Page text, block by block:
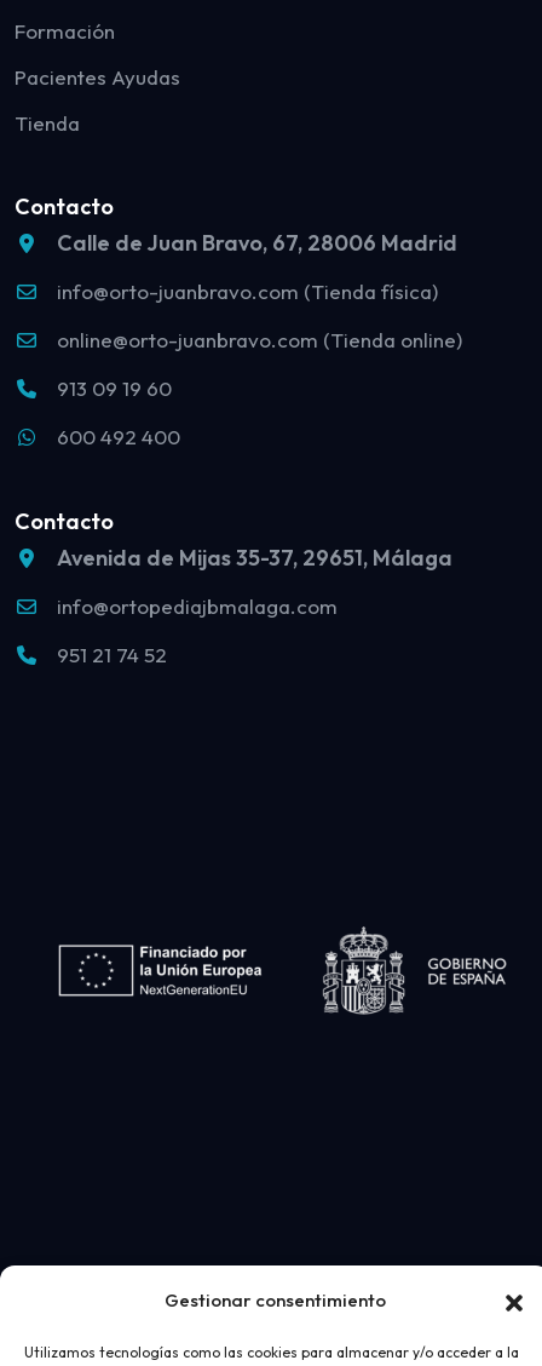
Gestionar consentimiento
Utilizamos tecnologías como las cookies para almacenar y/o acceder a la
Formación
Pacientes Ayudas
Tienda
Contacto
Calle de Juan Bravo, 67, 28006 Madrid
info@orto-juanbravo.com (Tienda física)
online@orto-juanbravo.com (Tienda online)
913 09 19 60
600 492 400
Contacto
Avenida de Mijas 35-37, 29651, Málaga
info@ortopediajbmalaga.com
951 21 74 52